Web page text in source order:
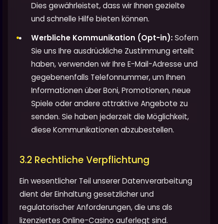
Dies gewährleistet, dass wir Ihnen gezielte
und schnelle Hilfe bieten können.
Werbliche Kommunikation (Opt-in):Sofern
Sie uns Ihre ausdrückliche Zustimmung erteilt
haben, verwenden wir Ihre E-Mail-Adresse und
gegebenenfalls Telefonnummer, um Ihnen
Informationen über Boni, Promotionen, neue
Spiele oder andere attraktive Angebote zu
senden. Sie haben jederzeit die Möglichkeit,
diese Kommunikationen abzubestellen.
3.2 Rechtliche Verpflichtung
Ein wesentlicher Teil unserer Datenverarbeitung
dient der Einhaltung gesetzlicher und
regulatorischer Anforderungen, die uns als
lizenziertes Online-Casino auferlegt sind.